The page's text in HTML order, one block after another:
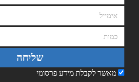
מאשר לקבלת מידע פרסומי
שליחה